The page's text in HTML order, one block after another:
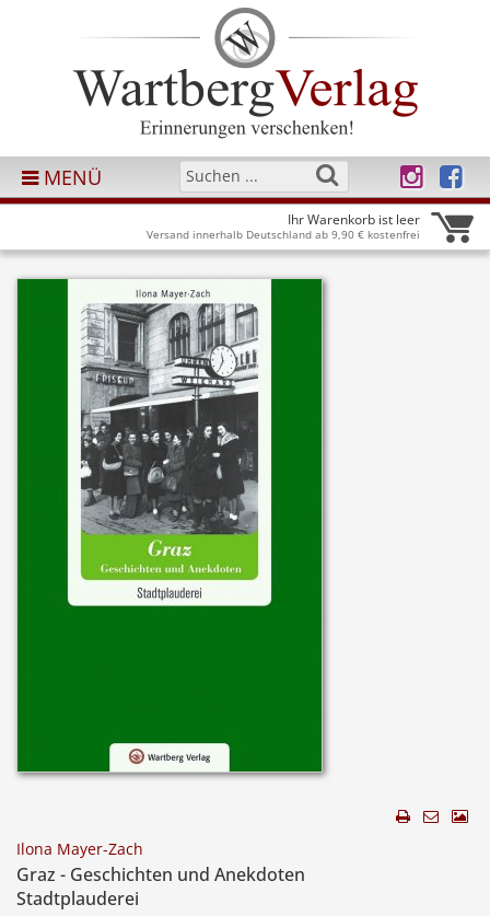
MENÜ
Ihr Warenkorb ist leer
Versand innerhalb Deutschland ab 9,90 € kostenfrei
Ilona Mayer-Zach
Graz - Geschichten und Anekdoten
Stadtplauderei